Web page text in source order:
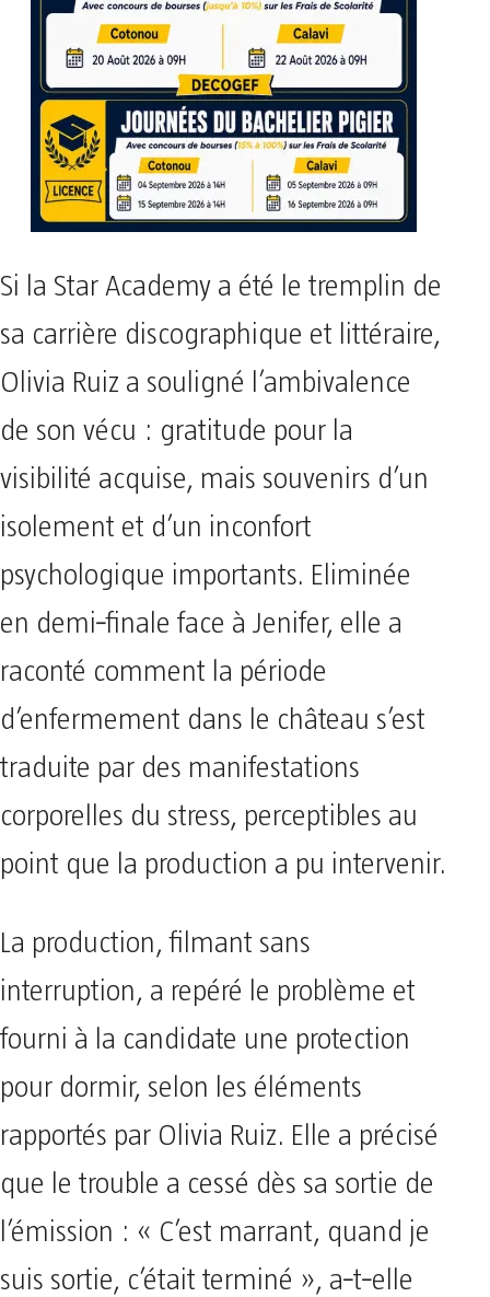
Si la Star Academy a été le tremplin de
sa carrière discographique et littéraire,
Olivia Ruiz a souligné l’ambivalence
de son vécu : gratitude pour la
visibilité acquise, mais souvenirs d’un
isolement et d’un inconfort
psychologique importants. Eliminée
en demi‑finale face à Jenifer, elle a
raconté comment la période
d’enfermement dans le château s’est
traduite par des manifestations
corporelles du stress, perceptibles au
point que la production a pu intervenir.
La production, filmant sans
interruption, a repéré le problème et
fourni à la candidate une protection
pour dormir, selon les éléments
rapportés par Olivia Ruiz. Elle a précisé
que le trouble a cessé dès sa sortie de
l’émission : « C’est marrant, quand je
suis sortie, c’était terminé », a‑t‑elle